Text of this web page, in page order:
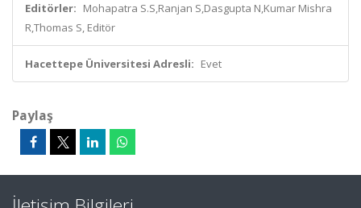
Editörler: Mohapatra S.S,Ranjan S,Dasgupta N,Kumar Mishra
R,Thomas S, Editör
Hacettepe Üniversitesi Adresli: Evet
Paylaş